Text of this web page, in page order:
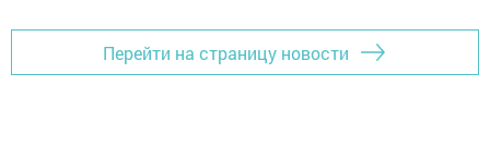
Перейти на страницу новости